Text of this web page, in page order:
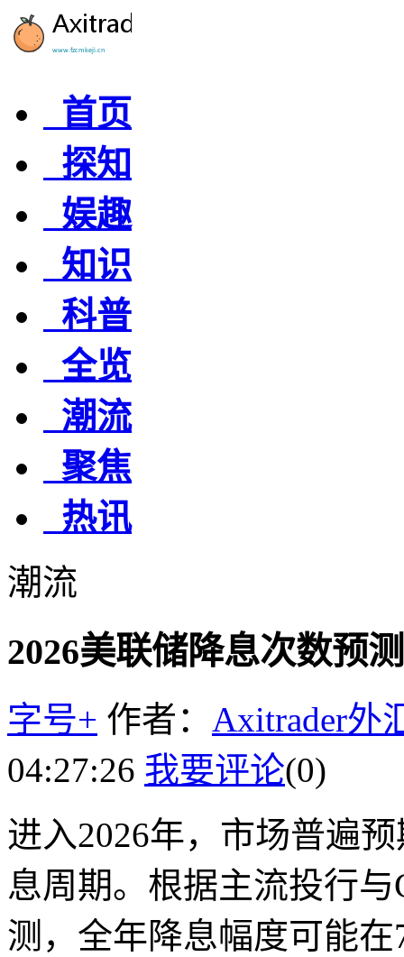
首页
探知
娱趣
知识
科普
全览
潮流
聚焦
热讯
潮流
2026美联储降息次数预
字号+ 作者： Axitrader外
04:27:26 我要评论(0)
进入2026年，市场普遍
息周期。根据主流投行与
测，全年降息幅度可能